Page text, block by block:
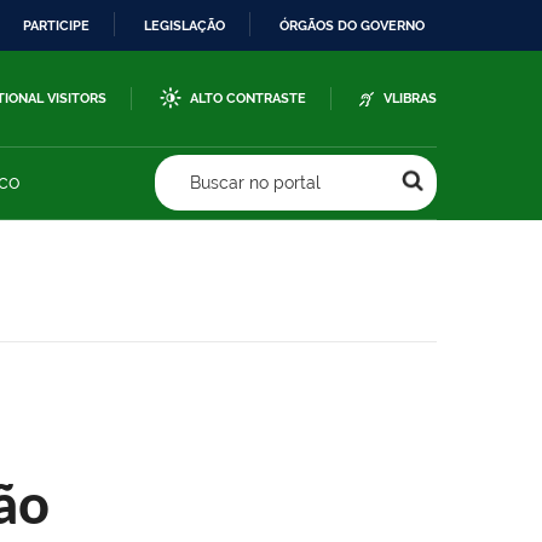
PARTICIPE LEGISLAÇÃO ÓRGÃOS DO GOVERNO
VISITORS ALTO CONTRASTE VLIBRAS
Buscar no portal